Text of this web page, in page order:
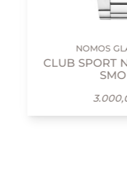
NOMOS
CLUB SPORT